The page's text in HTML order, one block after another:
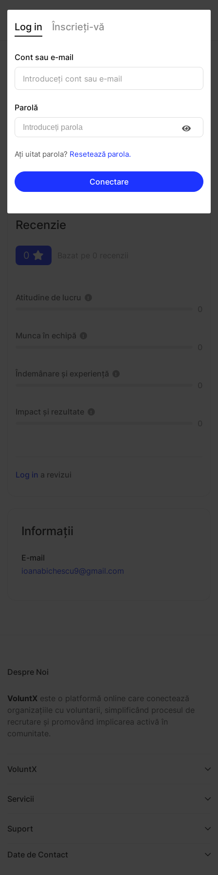
Livia-Ioana Bichescu
Urmăriți Salvați în PDF
Invitați Mesaj
Recenzie
0
Atitudine de lucru
Munca în echipă
Îndemânare și experiență
Impact și rezultate
Log in a revizui
Informaţii
E-mail
ioanabichescu9@gmail.com
Despre Noi
VoluntX este o platformă online care conectează
organizațiile cu voluntarii, simplificând procesul de
recrutare și promovând implicarea activă în
comunitate.
VoluntX
Servicii
Suport
Date de Contact
Log in Înscrieți-vă
Cont sau e-mail
Parolă
Ați uitat parola? Resetează parola.
Conectare